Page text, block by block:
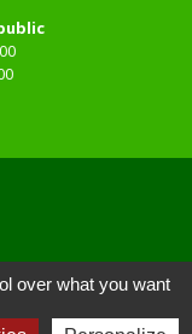
over what you want